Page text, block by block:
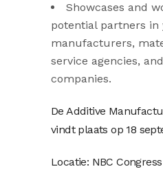
Showcases and
potential partners in
manufacturers,
service agencies,
companies.
De Additive
vindt plaats op 18
Locatie: NBC